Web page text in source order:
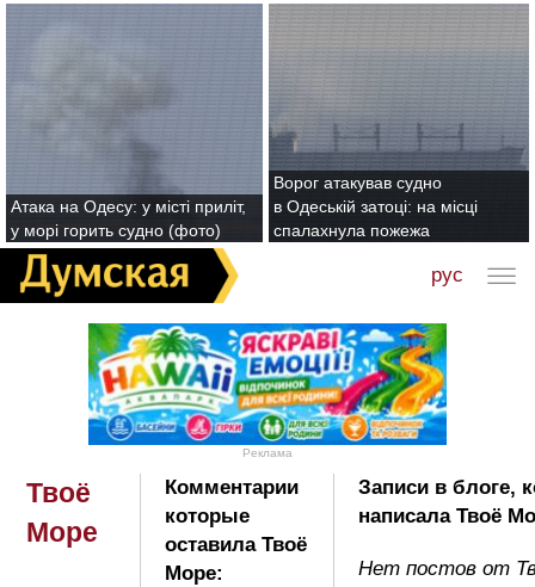
Атака на Одесу: у місті приліт,
у морі горить судно (фото)
Ворог атакував судно
в Одеській затоці: на місці
спалахнула пожежа
рус
Реклама
Твоё
Море
Комментарии
которые
оставила Твоё
Море:
Записи в блоге,
написала Твоё
Нет постов от